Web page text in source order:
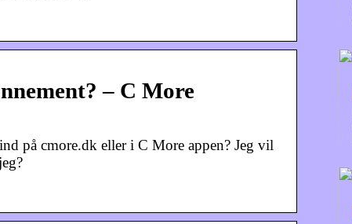
– C More
på cmore.dk eller i C More appen? Jeg vil